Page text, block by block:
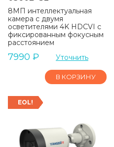
8МП интеллектуальная
камера с двумя
осветителями 4K HDCVI с
фиксированным фокусным
расстоянием
7990 ₽ Уточнить
В КОРЗИНУ
EOL!